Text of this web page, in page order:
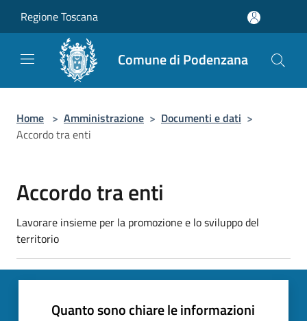
Regione Toscana
Comune di Podenzana
Home > Amministrazione > Documenti e dati >
Accordo tra enti
Accordo tra enti
Lavorare insieme per la promozione e lo sviluppo del
territorio
Quanto sono chiare le informazioni